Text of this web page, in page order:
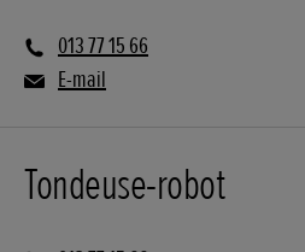
013 77 15 66
E-mail
Tondeuse-robot